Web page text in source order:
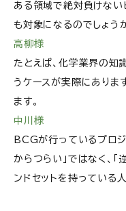
ある領域で絶対負けない
も対象になるのでしょうか
高柳様
たとえば、化学業界の知
うケースが実際にありま
ます。
中川様
BCGが行っているプロジ
からつらい」ではなく、
ンドセットを持っている